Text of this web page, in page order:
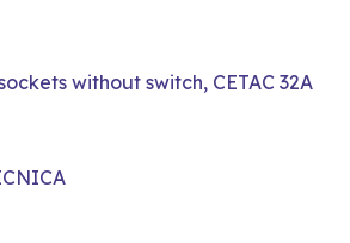
without switch, CETAC 32A